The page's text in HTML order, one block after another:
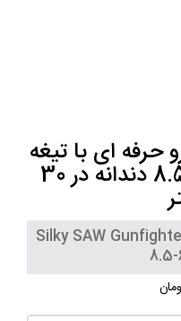
حرفه ای با تیغه
33 سانتیمتر و 6 تا 8.5 دندانه در 30
Silky SAW